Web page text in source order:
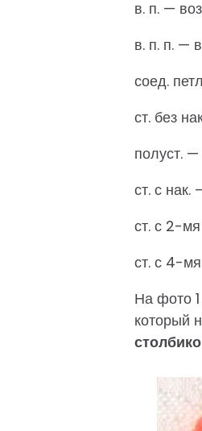
в. п. —
в. п. п. —
соед.
ст. без
полуст.
ст. с
ст. с 2-
ст. с 4-
На фото
который